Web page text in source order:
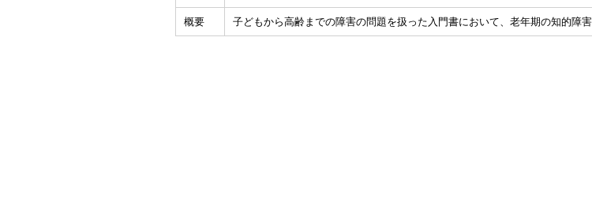
概要 子どもから高齢までの障害の問題を扱った入門書において、老年期の知的障